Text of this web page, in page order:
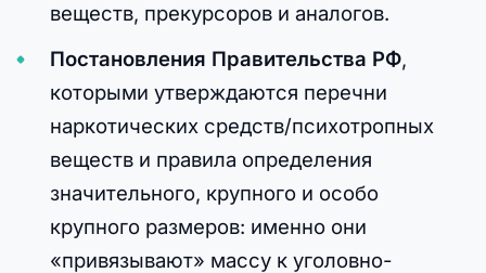
веществ, прекурсоров и аналогов.
Постановления Правительства РФ,
которыми утверждаются перечни
наркотических средств/психотропных
веществ и правила определения
значительного, крупного и особо
крупного размеров: именно они
«привязывают» массу к уголовно-